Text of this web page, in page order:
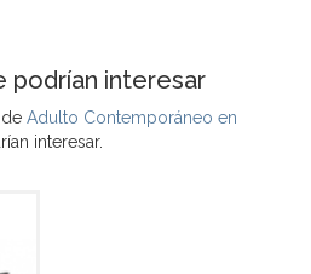
podrían interesar
Adulto Contemporáneo en
interesar.